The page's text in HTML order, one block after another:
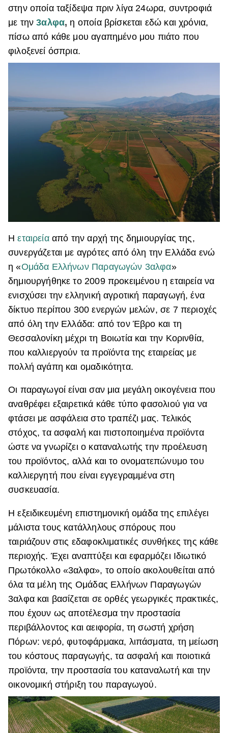
Market News
στην οποία ταξίδεψα πριν λίγα 24ωρα, συντροφιά
με την3αλφα, η οποία βρίσκεται εδώ και χρόνια,
πίσω από κάθε μου αγαπημένο μου πιάτο που
φιλοξενεί όσπρια.
Ηεταιρείααπό την αρχή της δημιουργίας της,
συνεργάζεται με αγρότες από όλη την Ελλάδα ενώ
η «Ομάδα Ελλήνων Παραγωγών 3αλφα»
δημιουργήθηκε το 2009 προκειμένου η εταιρεία να
ενισχύσει την ελληνική αγροτική παραγωγή, ένα
δίκτυο περίπου 300 ενεργών μελών, σε 7 περιοχές
από όλη την Ελλάδα: από τον Έβρο και τη
Θεσσαλονίκη μέχρι τη Βοιωτία και την Κορινθία,
που καλλιεργούν τα προϊόντα της εταιρείας με
πολλή αγάπη και ομαδικότητα.
Οι παραγωγοί είναι σαν μια μεγάλη οικογένεια που
αναθρέφει εξαιρετικά κάθε τύπο φασολιού για να
φτάσει με ασφάλεια στο τραπέζι μας. Τελικός
στόχος, τα ασφαλή και πιστοποιημένα προϊόντα
ώστε να γνωρίζει ο καταναλωτής την προέλευση
του προϊόντος, αλλά και το ονοματεπώνυμο του
καλλιεργητή που είναι εγγεγραμμένα στη
συσκευασία.
Η εξειδικευμένη επιστημονική ομάδα της επιλέγει
μάλιστα τους κατάλληλους σπόρους που
ταιριάζουν στις εδαφοκλιματικές συνθήκες της κάθε
περιοχής. Έχει αναπτύξει και εφαρμόζει Ιδιωτικό
Πρωτόκολλο «3αλφα», το οποίο ακολουθείται από
όλα τα μέλη της Ομάδας Ελλήνων Παραγωγών
3αλφα και βασίζεται σε ορθές γεωργικές πρακτικές,
που έχουν ως αποτέλεσμα την προστασία
περιβάλλοντος και αειφορία, τη σωστή χρήση
Πόρων: νερό, φυτοφάρμακα, λιπάσματα, τη μείωση
του κόστους παραγωγής, τα ασφαλή και ποιοτικά
προϊόντα, την προστασία του καταναλωτή και την
οικονομική στήριξη του παραγωγού.